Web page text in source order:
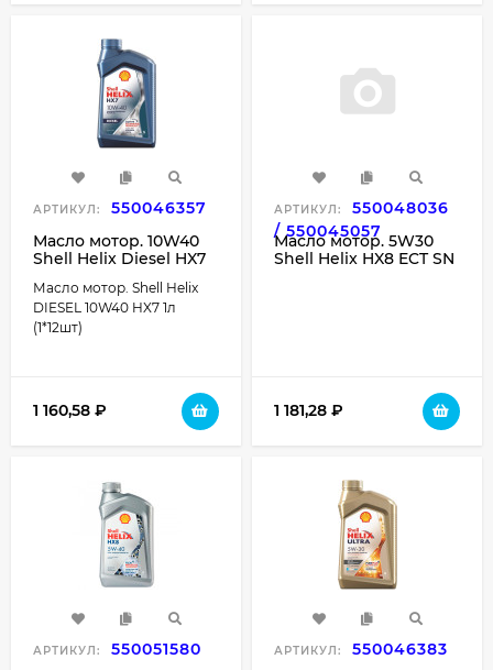
АРТИКУЛ:
550046357
Масло мотор. 10W40
Shell Helix Diesel HX7
пластик (1 л.) 1*12 шт.
Масло мотор. Shell Helix
DIESEL 10W40 HX7 1л
(1*12шт)
1 160,58 ₽
АРТИКУЛ:
550048036
/ 550045057
Масло мотор. 5W30
Shell Helix HX8 ECT SN
1 181,28 ₽
АРТИКУЛ:
550051580
АРТИКУЛ:
550046383